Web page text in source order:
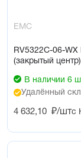
EMC
RV5322C-06-
(закрытый
В наличии 6
Удалённый
4 632,10 ₽/штс